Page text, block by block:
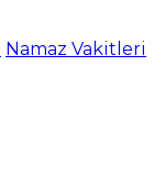
Namaz Vakitleri